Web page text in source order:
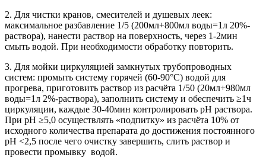
2. Для чистки кранов, смесителей и душевых леек:
максимальное разбавление 1/5 (200мл+800мл воды=1л 20%-
раствора), нанести раствор на поверхность, через 1-2мин
смыть водой. При необходимости обработку повторить.
3. Для мойки циркуляцией замкнутых трубопроводных
систем: промыть систему горячей (60-90°C) водой для
прогрева, приготовить раствор из расчёта 1/50 (20мл+980мл
воды=1л 2%-раствора), заполнить систему и обеспечить ≥1ч
циркуляции, каждые 30-40мин контролировать pH раствора.
При pH ≥5,0 осуществлять «подпитку» из расчёта 10% от
исходного количества препарата до достижения постоянного
pH <2,5 после чего очистку завершить, слить раствор и
провести промывку водой.